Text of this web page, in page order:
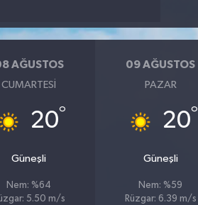
AĞUSTOS
CUMARTESI
20°
Güneşli
Nem: %64
5.50 m/s
09 AĞUSTOS
PAZAR
20°
Güneşli
Nem: %59
Rüzgar: 6.39 m/s